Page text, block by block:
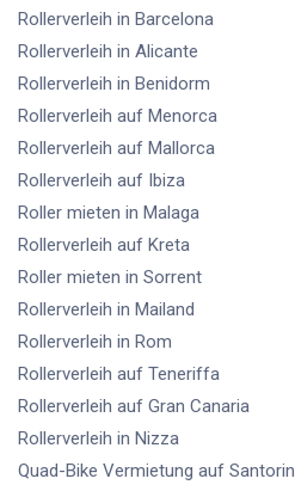
Rollerverleih in Barcelona
Rollerverleih in Alicante
Rollerverleih in Benidorm
Rollerverleih auf Menorca
Rollerverleih auf Mallorca
Rollerverleih auf Ibiza
Roller mieten in Malaga
Rollerverleih auf Kreta
Roller mieten in Sorrent
Rollerverleih in Mailand
Rollerverleih in Rom
Rollerverleih auf Teneriffa
Rollerverleih auf Gran Canaria
Rollerverleih in Nizza
Quad-Bike Vermietung auf Santorin